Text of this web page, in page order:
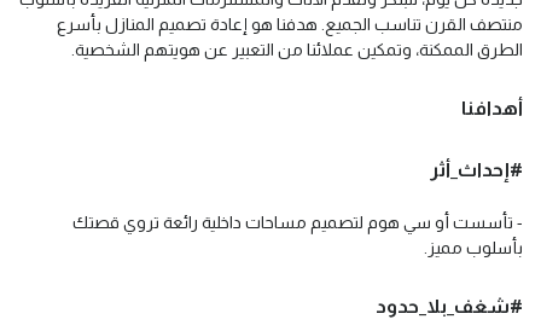
منتصف القرن تناسب الجميع. هدفنا هو إعادة تصميم المنازل بأسرع
الطرق الممكنة، وتمكين عملائنا من التعبير عن هويتهم الشخصية.
أهدافنا
#إحداث_أثر
- تأسست أو سي هوم لتصميم مساحات داخلية رائعة تروي قصتك
بأسلوب مميز.
#شغف_بلا_حدود